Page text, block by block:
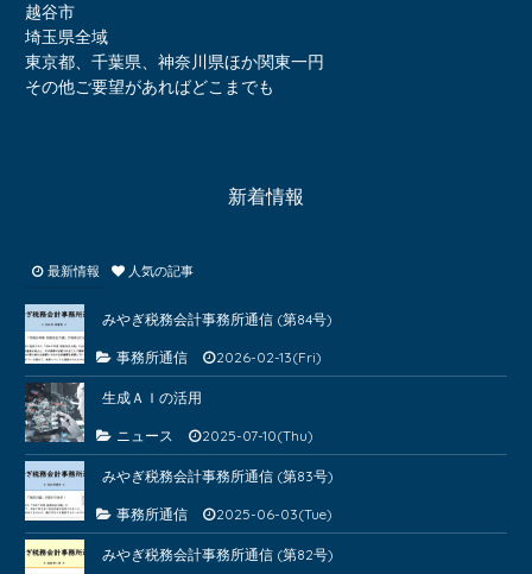
越谷市
埼玉県全域
東京都、千葉県、神奈川県ほか関東一円
その他ご要望があればどこまでも
新着情報
最新情報 人気の記事
みやぎ税務会計事務所通信 (第84号)
事務所通信 2026-02-13(Fri)
生成ＡＩの活用
ニュース 2025-07-10(Thu)
みやぎ税務会計事務所通信 (第83号)
事務所通信 2025-06-03(Tue)
みやぎ税務会計事務所通信 (第82号)